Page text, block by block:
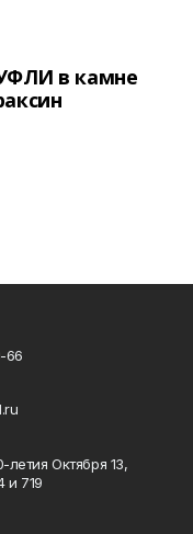
в камне
66
Октября 13,
и 719